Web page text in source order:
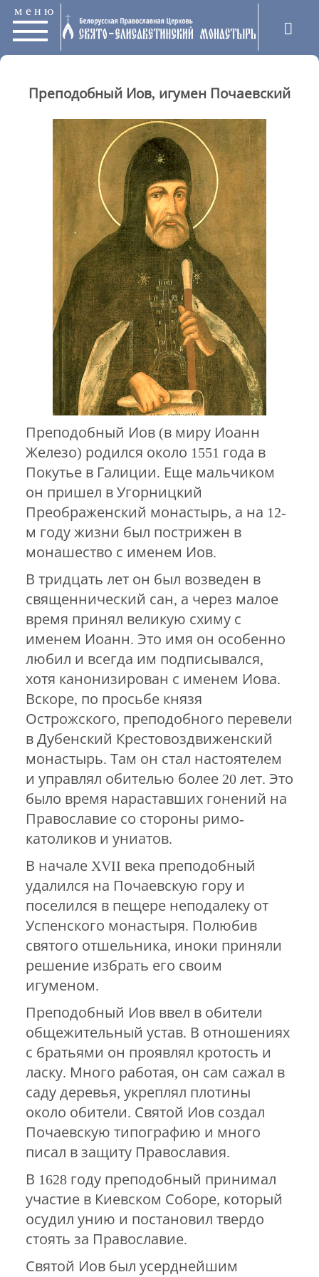
меню
Преподобный Иов, игумен Почаевский
Преподобный Иов (в миру Иоанн
Железо) родился около 1551 года в
Покутье в Галиции. Еще мальчиком
он пришел в Угорницкий
Преображенский монастырь, а на 12-
м году жизни был пострижен в
монашество с именем Иов.
В тридцать лет он был возведен в
священнический сан, а через малое
время принял великую схиму с
именем Иоанн. Это имя он особенно
любил и всегда им подписывался,
хотя канонизирован с именем Иова.
Вскоре, по просьбе князя
Острожского, преподобного перевели
в Дубенский Крестовоздвиженский
монастырь. Там он стал настоятелем
и управлял обителью более 20 лет. Это
было время нараставших гонений на
Православие со стороны римо-
католиков и униатов.
В начале XVII века преподобный
удалился на Почаевскую гору и
поселился в пещере неподалеку от
Успенского монастыря. Полюбив
святого отшельника, иноки приняли
решение избрать его своим
игуменом.
Преподобный Иов ввел в обители
общежительный устав. В отношениях
с братьями он проявлял кротость и
ласку. Много работая, он сам сажал в
саду деревья, укреплял плотины
около обители. Святой Иов создал
Почаевскую типографию и много
писал в защиту Православия.
В 1628 году преподобный принимал
участие в Киевском Соборе, который
осудил унию и постановил твердо
стоять за Православие.
Святой Иов был усерднейшим